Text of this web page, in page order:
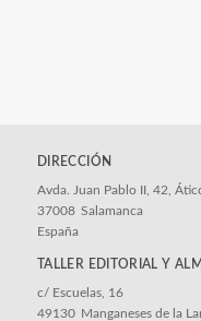
DIRECCIÓN
Avda. Juan Pablo II, 42,
37008 Salamanca
España
c/ Escuelas, 16
49130 Manganeses de la